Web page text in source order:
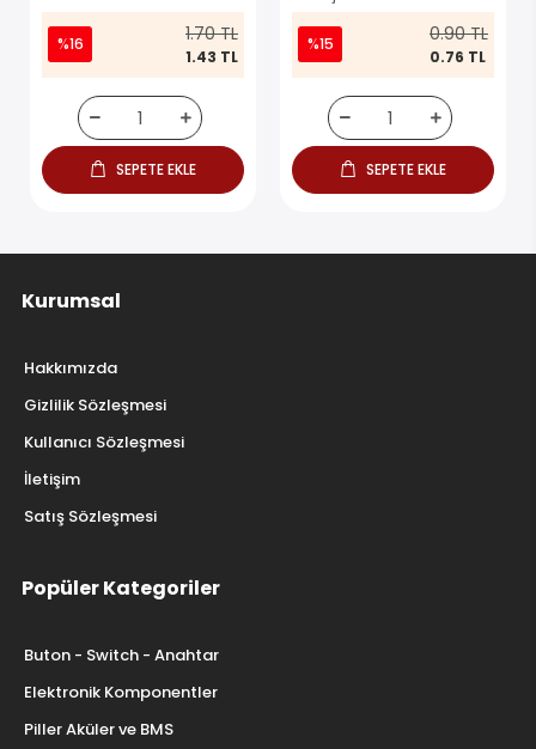
%16 1.70 TL
1.43 TL
SEPETE EKLE
%15 0.90 TL
0.76 TL
SEPETE EKLE
Kurumsal
Hakkımızda
Gizlilik Sözleşmesi
Kullanıcı Sözleşmesi
İletişim
Satış Sözleşmesi
Popüler Kategoriler
Buton - Switch - Anahtar
Elektronik Komponentler
Piller Aküler ve BMS